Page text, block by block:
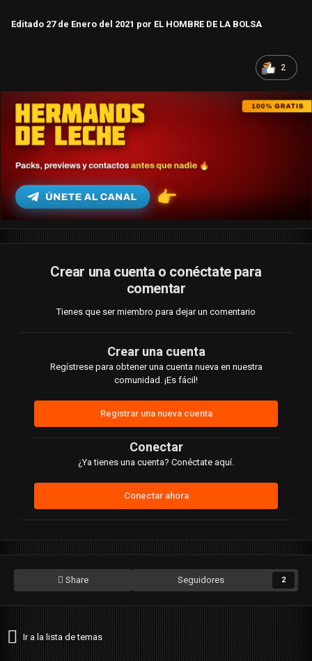
Editado 27 de Enero del 2021 por EL HOMBRE DE LA BOLSA
2
Crear una cuenta o conéctate para
comentar
Tienes que ser miembro para dejar un comentario
Crear una cuenta
Regístrese para obtener una cuenta nueva en nuestra
comunidad. ¡Es fácil!
Registrar una nueva cuenta
Conectar
¿Ya tienes una cuenta? Conéctate aquí.
Conectar ahora
Share Seguidores 2
Ir a la lista de temas